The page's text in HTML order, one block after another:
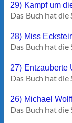
29) Kampf um
Das Buch hat die
28) Miss
Das Buch hat die
27) Entzauberte
Das Buch hat die
26) Michael
Das Buch hat die